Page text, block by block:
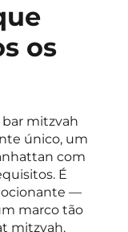
os
mitzvah
único, um
com
É
—
marco tão
mitzvah.